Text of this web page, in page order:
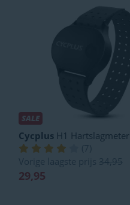
SALE
Cycplus H1 Hartslagmeter
(7
Vorige laagste prijs 34,95
29,95